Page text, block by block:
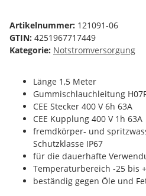
Artikelnummer: 121091-06
GTIN: 4251967717449
Kategorie: Notstromversorgung
Länge 1,5 Meter
Gummischlauchleitung
CEE Stecker 400 V 6h 63A
CEE Kupplung 400 V 1h 63A
fremdkörper- und
Schutzklasse IP67
für die dauerhafte
Temperaturbereich -25 bis
beständig gegen Öle und